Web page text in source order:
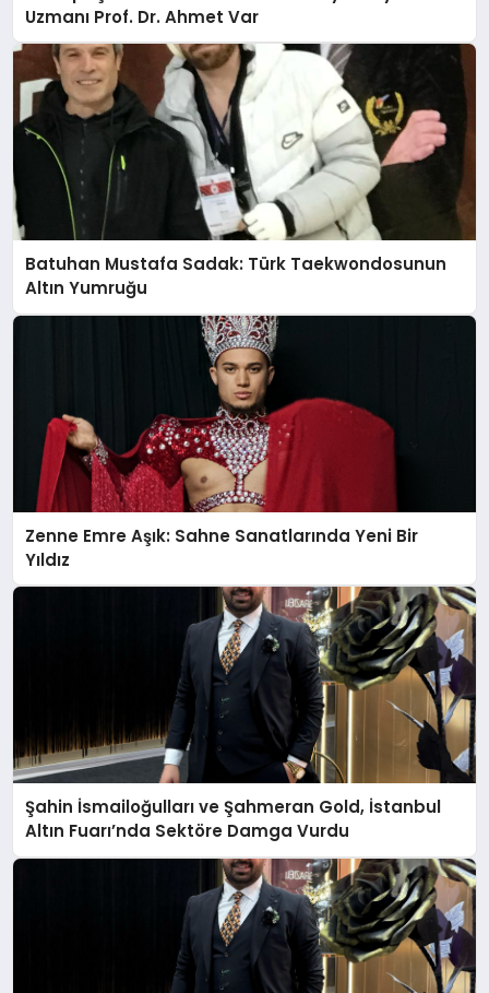
Uzmanı Prof. Dr. Ahmet Var
Batuhan Mustafa Sadak: Türk Taekwondosunun
Altın Yumruğu
Zenne Emre Aşık: Sahne Sanatlarında Yeni Bir
Yıldız
Şahin İsmailoğulları ve Şahmeran Gold, İstanbul
Altın Fuarı’nda Sektöre Damga Vurdu